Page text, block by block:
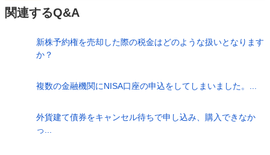
関連するQ&A
新株予約権を売却した際の税金はどのような扱いとなります
か？
複数の金融機関にNISA口座の申込をしてしまいました。...
外貨建て債券をキャンセル待ちで申し込み、購入できなか
っ...